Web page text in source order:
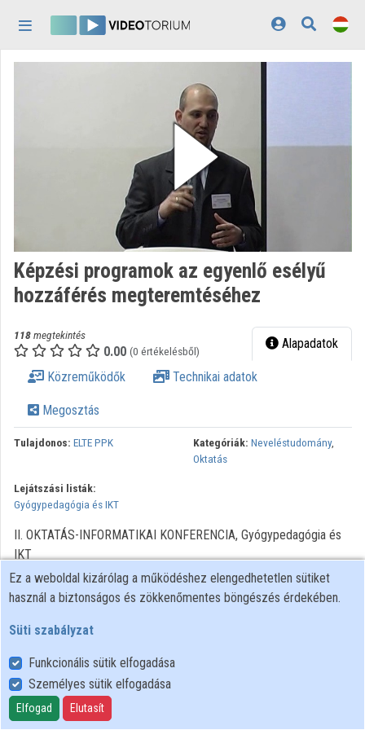
Közreműködők
Képzési programok az egyenlő esélyű
hozzáférés megteremtéséhez
118megtekintés
0.00 (0 értékelésből) Alapadatok
Közreműködők Technikai adatok
Megosztás
Tulajdonos: ELTE PPK Kategóriák: Neveléstudomány,
Oktatás
Lejátszási listák:
Gyógypedagógia és IKT
II. OKTATÁS-INFORMATIKAI KONFERENCIA, Gyógypedagógia és
IKT
Felhasználói szabályzat
Adatkezelési tájékoztató
Süti szabályzat
Ez a weboldal kizárólag a működéshez elengedhetetlen sütiket
használ a biztonságos és zökkenőmentes böngészés érdekében.
Süti szabályzat
Funkcionális sütik elfogadása
Személyes sütik elfogadása
Elfogad Elutasít